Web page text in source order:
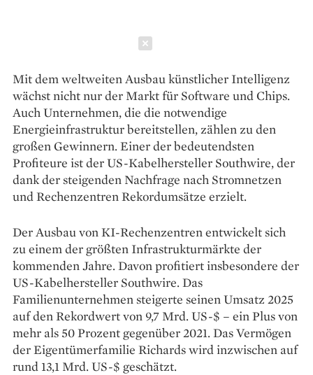
Mit dem weltweiten Ausbau künstlicher Intelligenz
wächst nicht nur der Markt für Software und Chips.
Auch Unternehmen, die die notwendige
Energieinfrastruktur bereitstellen, zählen zu den
großen Gewinnern. Einer der bedeutendsten
Profiteure ist der US-Kabelhersteller Southwire, der
dank der steigenden Nachfrage nach Stromnetzen
und Rechenzentren Rekordumsätze erzielt.
Der Ausbau von KI-Rechenzentren entwickelt sich
zu einem der größten Infrastrukturmärkte der
kommenden Jahre. Davon profitiert insbesondere der
US-Kabelhersteller Southwire. Das
Familienunternehmen steigerte seinen Umsatz 2025
auf den Rekordwert von 9,7 Mrd. US-$ – ein Plus von
mehr als 50 Prozent gegenüber 2021. Das Vermögen
der Eigentümerfamilie Richards wird inzwischen auf
rund 13,1 Mrd. US-$ geschätzt.